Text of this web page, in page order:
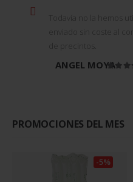
Todavía no la hemos
enviado sin coste al
de precintos.
ANGEL MOYA
PROMOCIONES DEL MES
-5%